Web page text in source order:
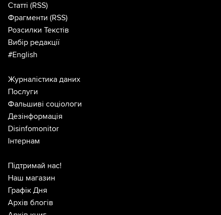
Статті (RSS)
Фрагменти (RSS)
Розсилки Текстів
Вибір редакції
#English
Журналістика даних
Послуги
Фальшиві соціологи
Дезінформація
Disinfomonitor
Інтернам
Підтримай нас!
Наш магазин
Графік Дня
Архів блогів